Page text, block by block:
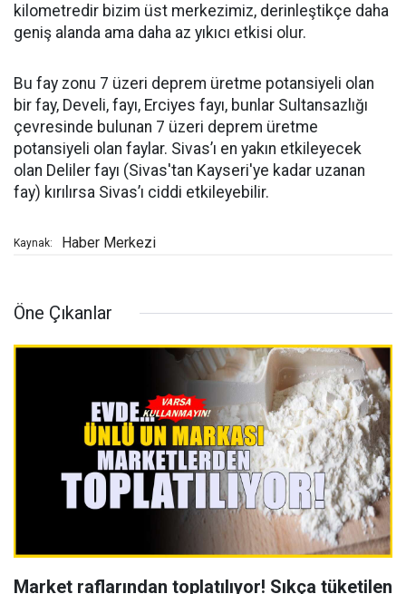
kilometredir bizim üst merkezimiz, derinleştikçe daha
geniş alanda ama daha az yıkıcı etkisi olur.
Bu fay zonu 7 üzeri deprem üretme potansiyeli olan
bir fay, Develi, fayı, Erciyes fayı, bunlar Sultansazlığı
çevresinde bulunan 7 üzeri deprem üretme
potansiyeli olan faylar. Sivas’ı en yakın etkileyecek
olan Deliler fayı (Sivas'tan Kayseri'ye kadar uzanan
fay) kırılırsa Sivas’ı ciddi etkileyebilir.
Kaynak: Haber Merkezi
Öne Çıkanlar
Market raflarından toplatılıyor! Sıkça tüketilen